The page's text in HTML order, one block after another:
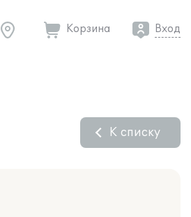
Корзина Вход
К списку